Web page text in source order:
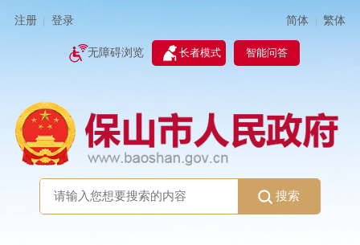
注册 登录 简体 | 繁体
无障碍浏览 长者模式 智能问答
搜索